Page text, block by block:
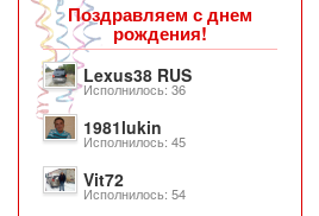
Поздравляем с днем
рождения!
Lexus38 RUS
Исполнилось: 36
1981lukin
Исполнилось: 45
Vit72
Исполнилось: 54